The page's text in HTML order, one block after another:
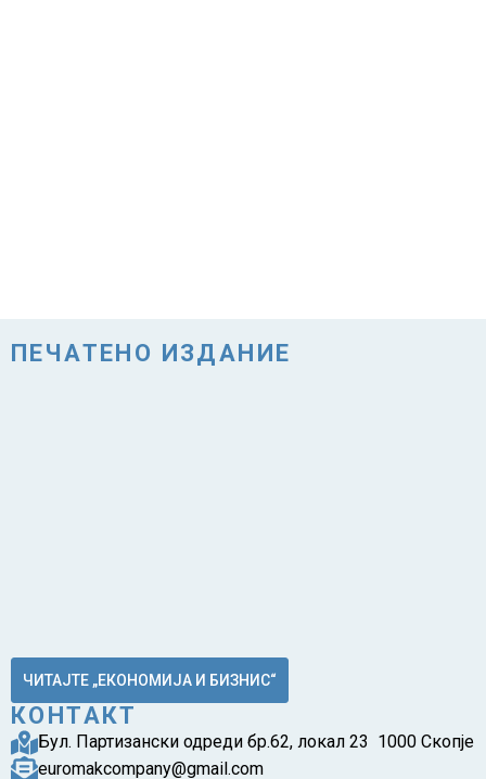
ПЕЧАТЕНО ИЗДАНИЕ
ЧИТАЈТЕ „ЕКОНОМИЈА И БИЗНИС“
КОНТАКТ
Бул. Партизански одреди бр.62, локал 23 1000 Скопје
euromakcompany@gmail.com